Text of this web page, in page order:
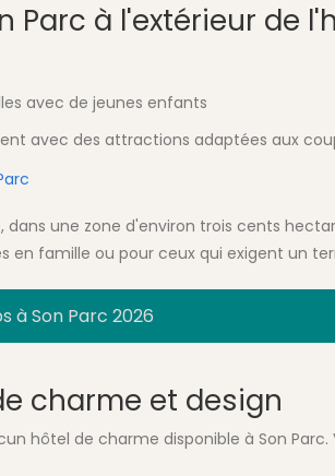
Parc à l'extérieur de
avec de jeunes enfants
avec des attractions adaptées aux
dans une zone d'environ trois cents
en famille ou pour ceux qui exigent un
à Son Parc 2026
charme et design
hôtel de charme disponible à Son